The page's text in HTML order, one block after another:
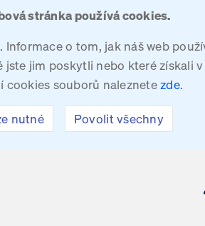
stránka používá cookies.
o tom, jak náš web
jim poskytli nebo které získali
cookies souborů naleznetezde.
nutné Povolit všechny